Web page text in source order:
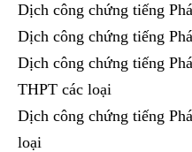
Dịch công chứng tiếng
Dịch công chứng tiếng
Dịch công chứng tiếng
THPT các loại
Dịch công chứng tiếng
loại